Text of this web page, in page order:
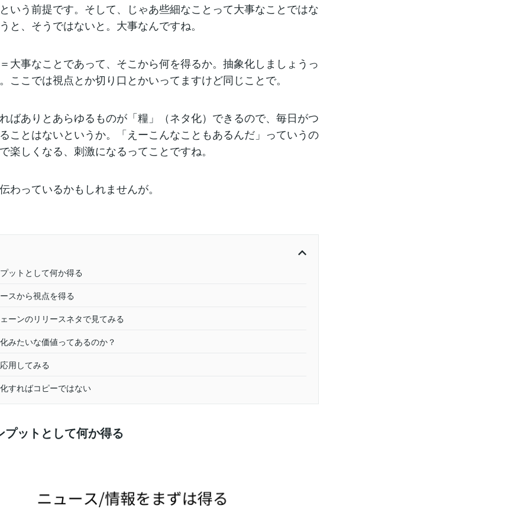
いう前提です。そして、じゃあ些細なことって大事なことではな
と、そうではないと。大事なんですね。
大事なことであって、そこから何を得るか。抽象化しましょうっ
ここでは視点とか切り口とかいってますけど同じことで。
ばありとあらゆるものが「糧」（ネタ化）できるので、毎日がつ
ことはないというか。「えーこんなこともあるんだ」っていうの
楽しくなる、刺激になるってことですね。
わっているかもしれませんが。
ットとして何か得る
スから視点を得る
ーンのリリースネタで見てみる
みたいな価値ってあるのか？
用してみる
すればコピーではない
プットとして何か得る